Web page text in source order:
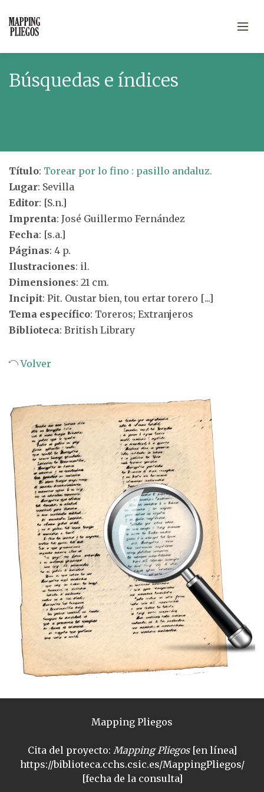
Búsquedas e índices
Título: Torear por lo fino : pasillo andaluz.
Lugar: Sevilla
Editor: [S.n.]
Imprenta: José Guillermo Fernández
Fecha: [s.a.]
Páginas: 4 p.
Ilustraciones: il.
Dimensiones: 21 cm.
Incipit: Pit. Oustar bien, tou ertar torero [...]
Tema específico: Toreros; Extranjeros
Biblioteca: British Library
Volver
Mapping Pliegos
Cita del proyecto: Mapping Pliegos[en línea]
https://biblioteca.cchs.csic.es/MappingPliegos/
[fecha de la consulta]